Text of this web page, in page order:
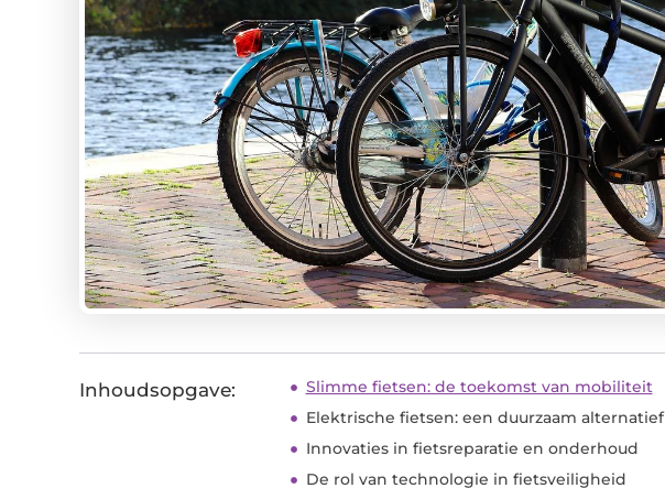
Inhoudsopgave:
Slimme fietsen: de toekomst van mobiliteit
Elektrische fietsen: een duurzaam alternatief
Innovaties in fietsreparatie en onderhoud
De rol van technologie in fietsveiligheid